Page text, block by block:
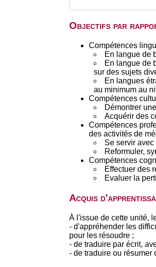
Objectifs par
Compétences
En langue de
En langue de
sur des sujets
En langues
au minimum au
Compétences
Démontrer
Acquérir des
Compétences
des activités de
Se servir
Reformuler,
Compétences
Effectuer des
Evaluer la
Acquis
À l'issue de cette unité,
- d'appréhender les
pour les résoudre ;
- de traduire par écrit,
- de traduire ou résumer